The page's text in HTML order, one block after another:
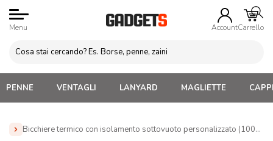
Menu AccountCarrello
PENNE VENTAGLI LANYARD MAGLIETTE
Bicchiere termico con isolamento sottovuoto personalizzato (100455)